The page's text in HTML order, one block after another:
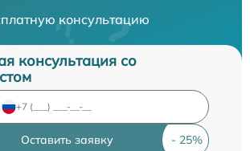
консультацию
консультация со
Оставить заявку